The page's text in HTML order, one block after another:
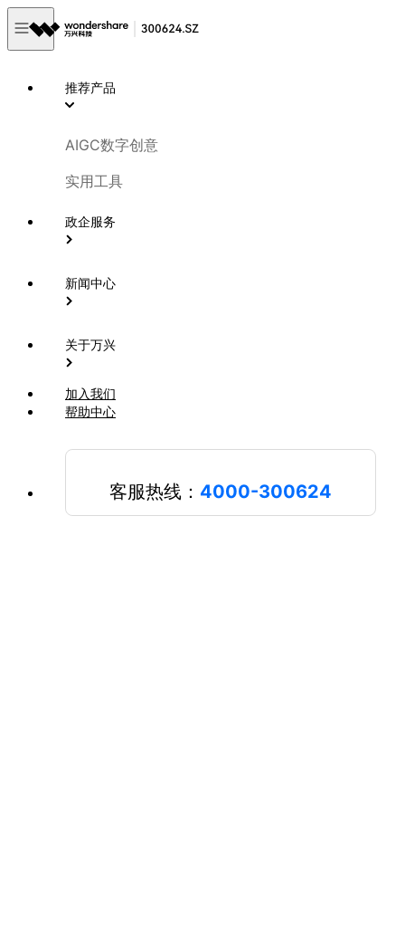
推荐产品
AIGC数字创意
实用工具
政企服务
新闻中心
关于万兴
加入我们
帮助中心
客服热线： 4000-300624